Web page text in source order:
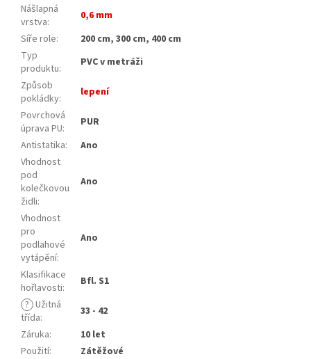
Nášlapná
vrstva:
0,6 mm
Síře role:
200 cm, 300 cm, 400 cm
Typ
produktu:
PVC v metráži
Způsob
pokládky:
lepení
Povrchová
úprava PU:
PUR
Antistatika:
Ano
Vhodnost
pod
kolečkovou
židli:
Ano
Vhodnost
pro
podlahové
vytápění:
Ano
Klasifikace
hořlavosti:
Bfl. S1
? Užitná
třída:
33 - 42
Záruka:
10 let
Použití: Zátěžové